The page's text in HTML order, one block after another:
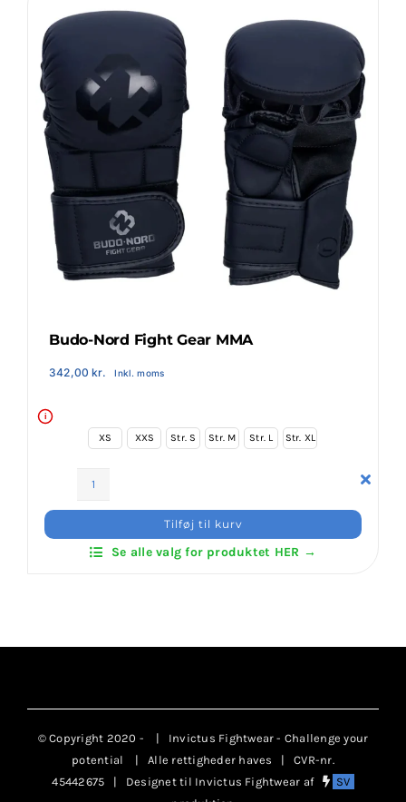
Login Klubaftale
Budo-Nord Fight Gear MMA
342,00kr. Inkl. moms
i
XS XXS Str. S Str. M Str. L Str. XL
Fight
Gear
Tilføj til kurv
Se alle valg for produktet HER →
© Copyright 2020 -
| Invictus Fightwear - Challenge your
potential
| Alle rettigheder haves | CVR-nr.
45442675 | Designet til Invictus Fightwear af
SV